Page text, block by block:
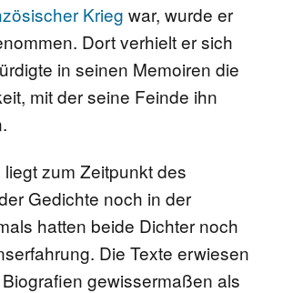
Krieg war, wurde er
Dort verhielt er sich
in seinen Memoiren die
mit der seine Feinde ihn
zum Zeitpunkt des
Gedichte noch in der
hatten beide Dichter noch
Die Texte erwiesen
gewissermaßen als